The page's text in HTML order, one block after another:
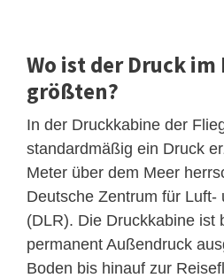
Wo ist der Druck im
größten?
In der Druckkabine der
standardmäßig ein Druck
Meter über dem Meer
Deutsche Zentrum für Luft-
(DLR). Die Druckkabine ist
permanent Außendruck
Boden bis hinauf zur